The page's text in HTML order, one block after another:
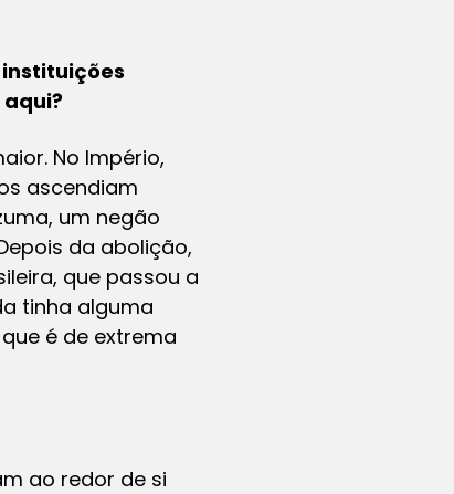
No Império,
ascendiam
um negão
da abolição,
que passou a
tinha alguma
é de extrema
ao redor de si